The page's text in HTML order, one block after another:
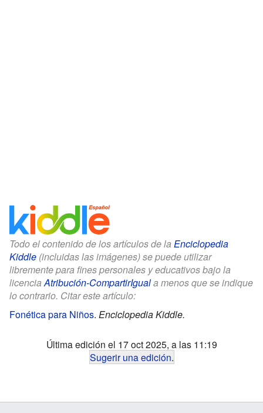
Todo el contenido de los artículos de la Enciclopedia
Kiddle (incluidas las imágenes) se puede utilizar
libremente para fines personales y educativos bajo la
licenciaAtribución-CompartirIguala menos que se indique
lo contrario. Citar este artículo:
Fonética para Niños. Enciclopedia Kiddle.
Última edición el 17 oct 2025, a las 11:19
Sugerir una edición.